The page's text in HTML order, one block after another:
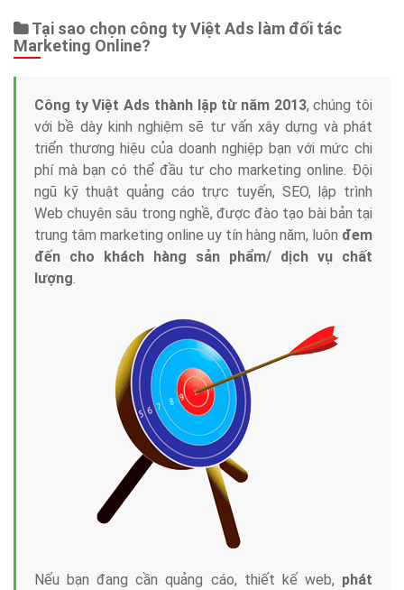
Tại sao chọn công ty Việt Ads làm đối tác
Marketing Online?
Công ty Việt Ads thành lập từ năm 2013, chúng tôi
với bề dày kinh nghiệm sẽ tư vấn xây dựng và phát
triển thương hiệu của doanh nghiệp bạn với mức chi
phí mà bạn có thể đầu tư cho marketing online. Đội
ngũ kỹ thuật quảng cáo trực tuyến, SEO, lập trình
Web chuyên sâu trong nghề, được đào tạo bài bản tại
trung tâm marketing online uy tín hàng năm, luôn đem
đến cho khách hàng sản phẩm/ dịch vụ chất
lượng.
Nếu bạn đang cần quảng cáo, thiết kế web, phát